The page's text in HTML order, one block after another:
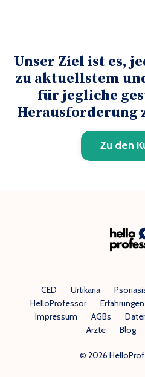
Unser Ziel ist es,
zu aktuellstem
für jegliche
Herausforderung
Zu den
CED Urtikaria
HelloProfessor
Erfahrungen
Impressum
AGBs
Ärzte
Blog
© 2026